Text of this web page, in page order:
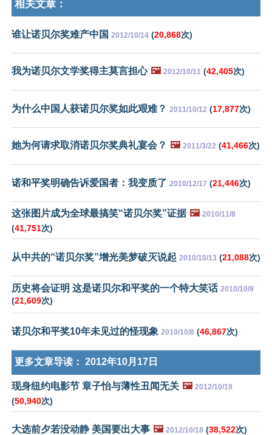
相关文章：
谁让诺贝尔奖难产中国 2012/10/14 (20,868次)
我为诺贝尔文学奖得主莫言担心 🖼️ 2012/10/11 (42,405次)
为什么中国人获诺贝尔奖如此艰难？ 2011/10/12 (17,877次)
她为何请求取消诺贝尔奖典礼宴会？ 🖼️ 2011/3/22 (41,466次)
诺和平奖明确告诉爱国者：我变质了 2010/12/17 (21,446次)
这张图片成为全球最搞笑“诺贝尔奖”证据 🖼️ 2010/11/8
(41,751次)
从中共的“诺贝尔奖”增光美梦破灭说起 2010/10/13 (21,088次)
历史将会证明 这是诺贝尔和平奖的一个特大笑话 2010/10/9
(21,609次)
诺贝尔和平奖10年未见过的怪现象 2010/10/8 (46,867次)
更多文章导读： 2012年10月17日
现身纽约电影节 章子怡与薄性丑闻无关 🖼️ 2012/10/19
(50,940次)
大选前夕若没动静 美国要出大事 🖼️ 2012/10/18 (38,522次)